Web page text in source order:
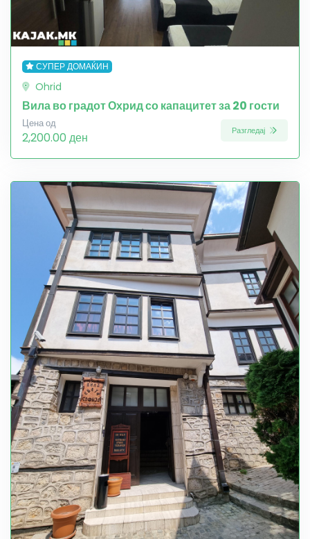
СУПЕР ДОМАЌИН
Ohrid
Вила во градот Охрид со капацитет за 20 гости
Цена од
2,200.00 ден Разгледај